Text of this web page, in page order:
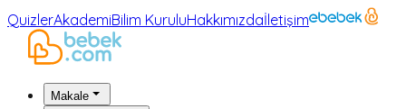
QuizlerAkademiBilim KuruluHakkımızdaİletişim
Makale